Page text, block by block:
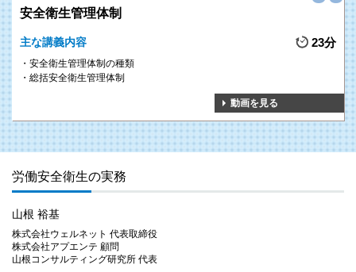
1
安全衛生水準を向上させ、
労働災害0へ
労働安全衛生マネジメントの構築には、決まった方法や手順はありません。
本研修を通し、自組織の安全衛生活動の現状を把握し、取り組むべき事項を
決めた上で安全衛生マネジメントを構築することで、さらなる安全衛生水準
の向上を図ることができます。
2
安全に食品を提供する
衛生管理が正しく機能していない場合、異物混入や食中毒を発生させ、健康
を害する事故を引き起こしてしまう場合があります。
安全衛生管理体制
主な講義内容 23分
安全衛生管理体制の種類
総括安全衛生管理体制
動画を見る
労働安全衛生の実務
山根 裕基
株式会社ウェルネット 代表取締役
株式会社アプエンテ 顧問
山根コンサルティング研究所 代表